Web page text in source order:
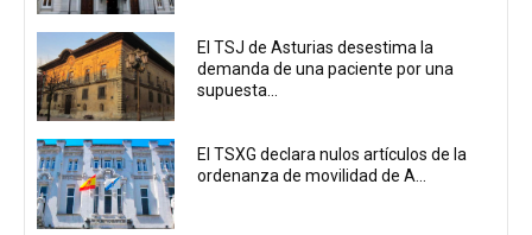
El TSJ de Asturias desestima la
demanda de una paciente por una
supuesta...
El TSXG declara nulos artículos de la
ordenanza de movilidad de A...